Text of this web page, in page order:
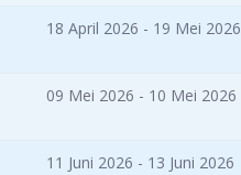
18 April 2026 - 19 Mei 2026
09 Mei 2026 - 10 Mei 2026
11 Juni 2026 - 13 Juni 2026